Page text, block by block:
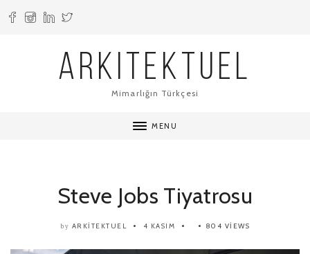
ARKITEKTUEL
Mimarlığın Türkçesi
MENU
Steve Jobs Tiyatrosu
by ARKITEKTUEL 4 KASIM 804 VIEWS